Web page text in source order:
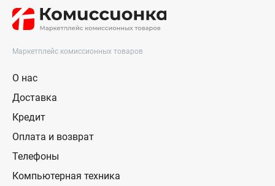
Маркетплейс комиссионных товаров
О нас
Доставка
Кредит
Оплата и возврат
Телефоны
Компьютерная техника